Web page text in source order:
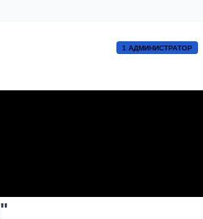
1 АДМИНИСТРАТОР